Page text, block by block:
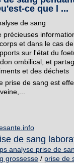
ce que l ...
de sang
précieuses
et dans le cas
sur l'état du
ombilical, et
et des déchets
prise de sang est
de sang
analyse prise de
grossesse / prise de